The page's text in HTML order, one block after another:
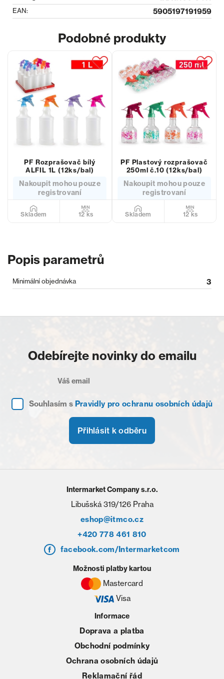
EAN: 5905197191959
Podobné produkty
PF Rozprašovač bílý
ALFIL 1L (12ks/bal)
Nakoupit mohou pouze
registrovaní
Skladem 12 ks
PF Plastový rozprašovač
250ml č.10 (12ks/bal)
Nakoupit mohou pouze
registrovaní
Skladem 12 ks
Popis parametrů
Minimální objednávka 3
Odebírejte novinky do emailu
Souhlasím s Pravidly pro ochranu osobních údajů
Přihlásit k odběru
Intermarket Company s.r.o.
Libušská 319/126 Praha
eshop@itmco.cz
+420 778 461 810
facebook.com/Intermarketcom
Informace
Doprava a platba
Obchodní podmínky
Ochrana osobních údajů
Reklamační řád
Možnosti platby kartou
Mastercard
Visa